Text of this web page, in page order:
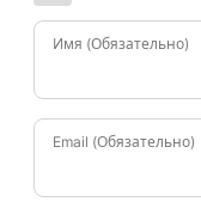
Имя (Обязательно)
Email (Обязательно)